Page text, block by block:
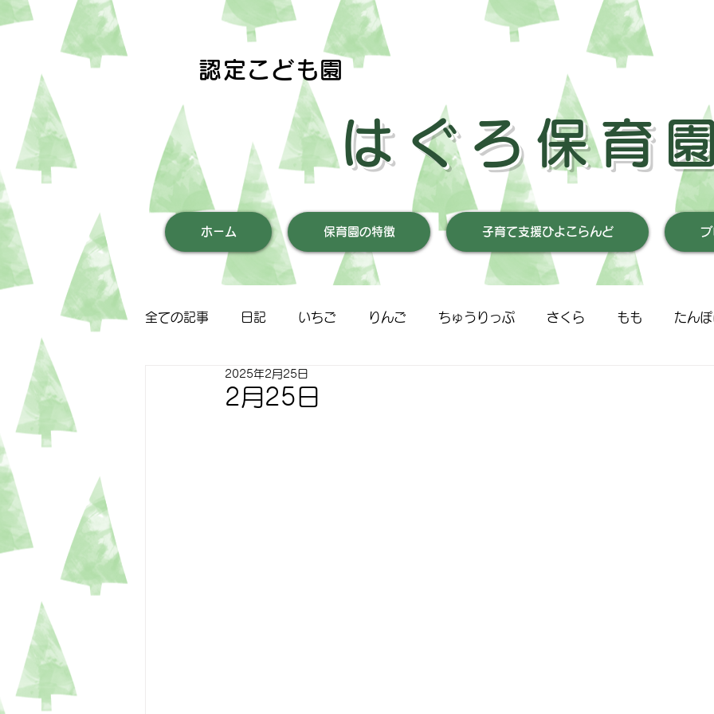
認定こども園
はぐろ保育
ホーム 保育園の特徴 子育て支援ひよこらんど
全ての記事 日記 いちご りんご ちゅうりっぷ さくら もも たん
すずらん ゆり
2月25日
2025年2月25日